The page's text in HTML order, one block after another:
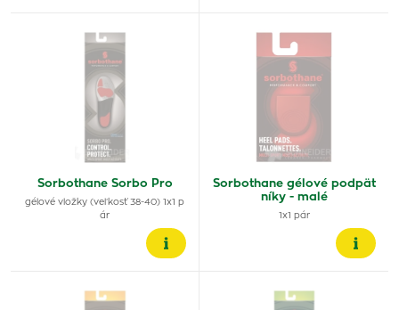
Sorbothane Sorbo Pro
gélové vložky (veľkosť 38-40) 1x1 p
ár
Sorbothane gélové podpät
níky - malé
1x1 pár